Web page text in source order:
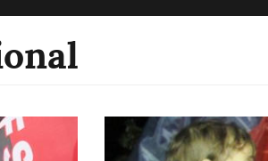
Imagen